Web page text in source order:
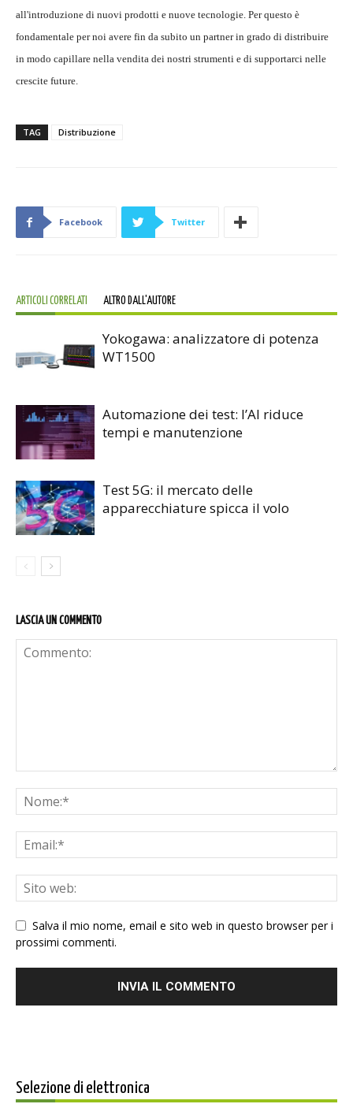
all'introduzione di nuovi prodotti e nuove tecnologie. Per questo è
fondamentale per noi avere fin da subito un partner in grado di distribuire
in modo capillare nella vendita dei nostri strumenti e di supportarci nelle
crescite future.
TAG Distribuzione
Facebook Twitter
ARTICOLI CORRELATI ALTRO DALL'AUTORE
Yokogawa: analizzatore di potenza
WT1500
Automazione dei test: l’AI riduce
tempi e manutenzione
Test 5G: il mercato delle
apparecchiature spicca il volo
LASCIA UN COMMENTO
Salva il mio nome, email e sito web in questo browser per i
prossimi commenti.
Selezione di elettronica